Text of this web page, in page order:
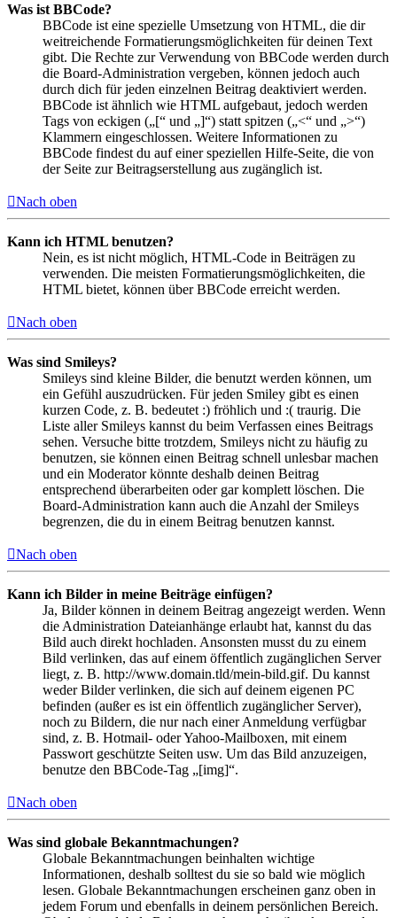
Was ist BBCode?
BBCode ist eine spezielle Umsetzung von HTML, die dir
weitreichende Formatierungsmöglichkeiten für deinen Text
gibt. Die Rechte zur Verwendung von BBCode werden durch
die Board-Administration vergeben, können jedoch auch
durch dich für jeden einzelnen Beitrag deaktiviert werden.
BBCode ist ähnlich wie HTML aufgebaut, jedoch werden
Tags von eckigen („[“ und „]“) statt spitzen („<“ und „>“)
Klammern eingeschlossen. Weitere Informationen zu
BBCode findest du auf einer speziellen Hilfe-Seite, die von
der Seite zur Beitragserstellung aus zugänglich ist.
Nach oben
Kann ich HTML benutzen?
Nein, es ist nicht möglich, HTML-Code in Beiträgen zu
verwenden. Die meisten Formatierungsmöglichkeiten, die
HTML bietet, können über BBCode erreicht werden.
Nach oben
Was sind Smileys?
Smileys sind kleine Bilder, die benutzt werden können, um
ein Gefühl auszudrücken. Für jeden Smiley gibt es einen
kurzen Code, z. B. bedeutet :) fröhlich und :( traurig. Die
Liste aller Smileys kannst du beim Verfassen eines Beitrags
sehen. Versuche bitte trotzdem, Smileys nicht zu häufig zu
benutzen, sie können einen Beitrag schnell unlesbar machen
und ein Moderator könnte deshalb deinen Beitrag
entsprechend überarbeiten oder gar komplett löschen. Die
Board-Administration kann auch die Anzahl der Smileys
begrenzen, die du in einem Beitrag benutzen kannst.
Nach oben
Kann ich Bilder in meine Beiträge einfügen?
Ja, Bilder können in deinem Beitrag angezeigt werden. Wenn
die Administration Dateianhänge erlaubt hat, kannst du das
Bild auch direkt hochladen. Ansonsten musst du zu einem
Bild verlinken, das auf einem öffentlich zugänglichen Server
liegt, z. B. http://www.domain.tld/mein-bild.gif. Du kannst
weder Bilder verlinken, die sich auf deinem eigenen PC
befinden (außer es ist ein öffentlich zugänglicher Server),
noch zu Bildern, die nur nach einer Anmeldung verfügbar
sind, z. B. Hotmail- oder Yahoo-Mailboxen, mit einem
Passwort geschützte Seiten usw. Um das Bild anzuzeigen,
benutze den BBCode-Tag „[img]“.
Nach oben
Was sind globale Bekanntmachungen?
Globale Bekanntmachungen beinhalten wichtige
Informationen, deshalb solltest du sie so bald wie möglich
lesen. Globale Bekanntmachungen erscheinen ganz oben in
jedem Forum und ebenfalls in deinem persönlichen Bereich.